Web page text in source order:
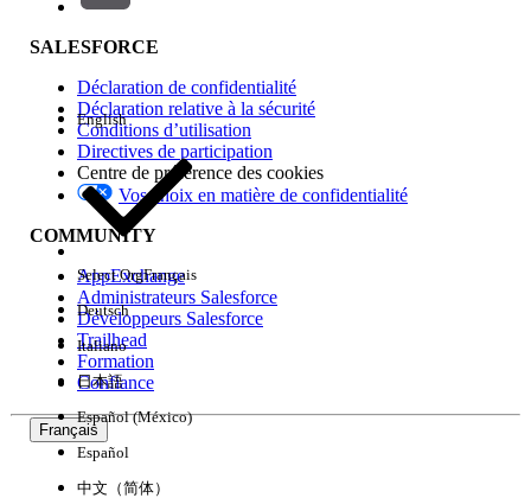
Impact des fonctionnalités
Edition
Expérience
SALESFORCE
Déclaration de confidentialité
Déclaration relative à la sécurité
Conditions d’utilisation
Directives de participation
Centre de préférence des cookies
Vos choix en matière de confidentialité
COMMUNITY
AppExchange
Administrateurs Salesforce
Développeurs Salesforce
Trailhead
Formation
Confiance
Français
English
Select OrgFrançais
Deutsch
Italiano
日本語
Español (México)
Español
中文（简体）